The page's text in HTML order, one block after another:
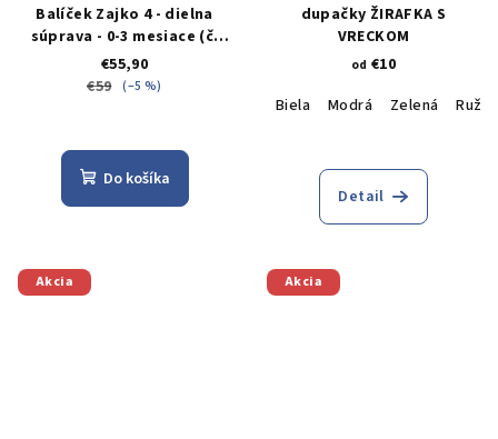
Balíček Zajko 4 - dielna
súprava - 0-3 mesiace (č.
56)
€55,90
€59 (–5 %)
Do košíka
dupačky ŽIRAFKA S
VRECKOM
od €10
Biela
Modrá Zelená
Detail
Akcia Akcia